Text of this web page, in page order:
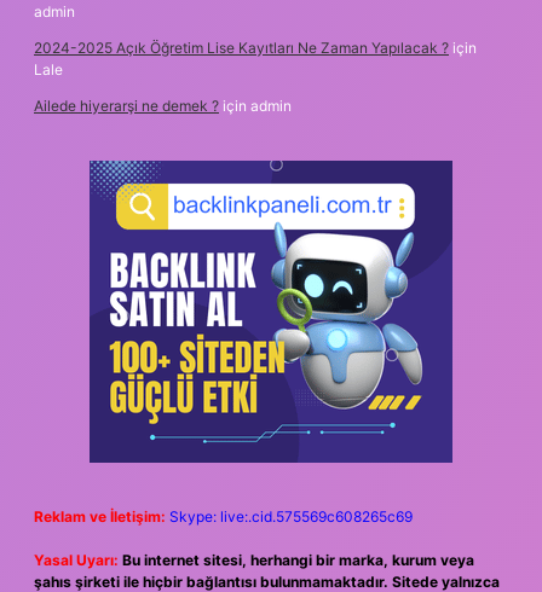
admin
2024-2025 Açık Öğretim Lise Kayıtları Ne Zaman Yapılacak ? için
Lale
Ailede hiyerarşi ne demek ? için admin
Reklam ve İletişim: Skype: live:.cid.575569c608265c69
Yasal Uyarı: Bu internet sitesi, herhangi bir marka, kurum veya
şahıs şirketi ile hiçbir bağlantısı bulunmamaktadır. Sitede yalnızca